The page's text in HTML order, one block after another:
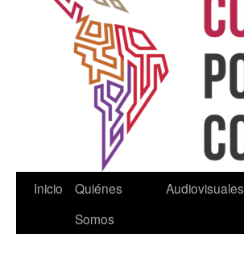
Inicio
Quiénes
Somos
Audiovisuales